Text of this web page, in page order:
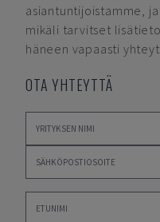
asiantuntijoistamme,
mikäli tarvitset
häneen vapaasti
OTA YHTEYTTÄ